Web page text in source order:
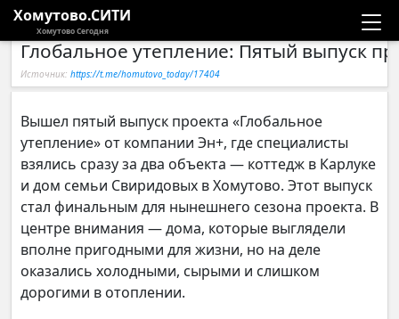
Хомутово.СИТИ
Хомутово Сегодня
Новости
Галерея
Компании
Глобальное утепление: Пятый выпуск
Источник: https://t.me/homutovo_today/17404
Вышел пятый выпуск проекта «Глобальное
утепление» от компании Эн+, где специалисты
взялись сразу за два объекта — коттедж в Карлуке
и дом семьи Свиридовых в Хомутово. Этот выпуск
стал финальным для нынешнего сезона проекта. В
центре внимания — дома, которые выглядели
вполне пригодными для жизни, но на деле
оказались холодными, сырыми и слишком
дорогими в отоплении.